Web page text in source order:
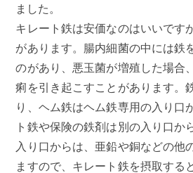
ました。
キレート鉄は安価なのはいいです
があります。腸内細菌の中には鉄
のがあり、悪玉菌が増殖した場合
痢を引き起こすことがあります。
り、ヘム鉄はヘム鉄専用の入り口
ト鉄や保険の鉄剤は別の入り口か
入り口からは、亜鉛や銅などの他
ますので、キレート鉄を摂取する